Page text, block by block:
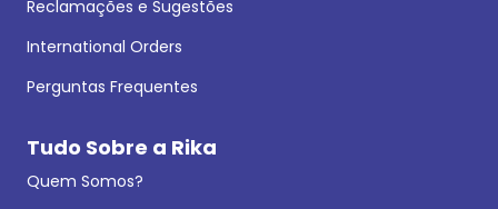
Reclamações e Sugestões
International Orders
Perguntas Frequentes
Tudo Sobre a Rika
Quem Somos?